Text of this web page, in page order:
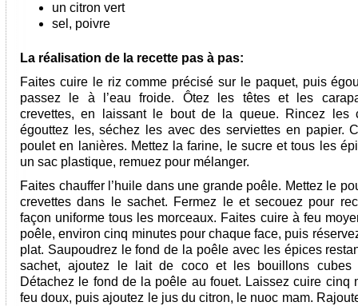
un citron vert
sel, poivre
La réalisation de la recette pas à pas:
Faites cuire le riz comme précisé sur le paquet, puis
passez le à l’eau froide. Ôtez les têtes et les
crevettes, en laissant le bout de la queue. Rincez les
égouttez les, séchez les avec des serviettes en papier.
poulet en lanières. Mettez la farine, le sucre et tous les
un sac plastique, remuez pour mélanger.
Faites chauffer l’huile dans une grande poêle. Mettez le
crevettes dans le sachet. Fermez le et secouez pour
façon uniforme tous les morceaux. Faites cuire à feu
poêle, environ cinq minutes pour chaque face, puis
plat. Saupoudrez le fond de la poêle avec les épices
sachet, ajoutez le lait de coco et les bouillons cubes
Détachez le fond de la poêle au fouet. Laissez cuire cinq
feu doux, puis ajoutez le jus du citron, le nuoc mam.